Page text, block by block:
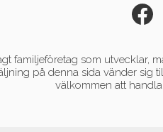
familjeföretag som utvecklar,
på denna sida vänder sig
välkommen att